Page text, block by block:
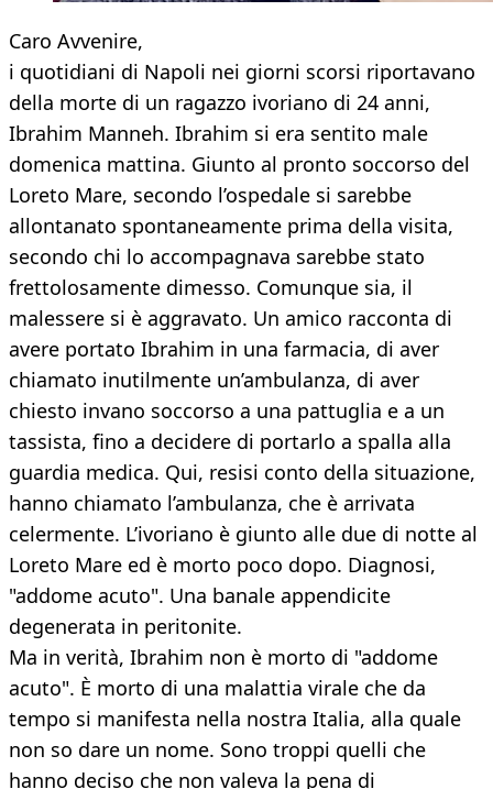
Caro Avvenire,
i quotidiani di Napoli nei giorni scorsi riportavano
della morte di un ragazzo ivoriano di 24 anni,
Ibrahim Manneh. Ibrahim si era sentito male
domenica mattina. Giunto al pronto soccorso del
Loreto Mare, secondo l’ospedale si sarebbe
allontanato spontaneamente prima della visita,
secondo chi lo accompagnava sarebbe stato
frettolosamente dimesso. Comunque sia, il
malessere si è aggravato. Un amico racconta di
avere portato Ibrahim in una farmacia, di aver
chiamato inutilmente un’ambulanza, di aver
chiesto invano soccorso a una pattuglia e a un
tassista, fino a decidere di portarlo a spalla alla
guardia medica. Qui, resisi conto della situazione,
hanno chiamato l’ambulanza, che è arrivata
celermente. L’ivoriano è giunto alle due di notte al
Loreto Mare ed è morto poco dopo. Diagnosi,
"addome acuto". Una banale appendicite
degenerata in peritonite.
Ma in verità, Ibrahim non è morto di "addome
acuto". È morto di una malattia virale che da
tempo si manifesta nella nostra Italia, alla quale
non so dare un nome. Sono troppi quelli che
hanno deciso che non valeva la pena di